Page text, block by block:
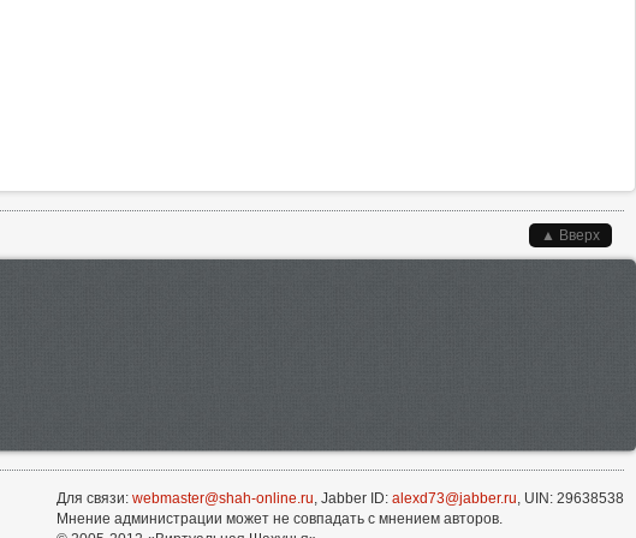
▲ Вверх
Для связи: webmaster@shah-online.ru, Jabber ID: alexd73@jabber.ru, UIN: 29638538
Мнение администрации может не совпадать с мнением авторов.